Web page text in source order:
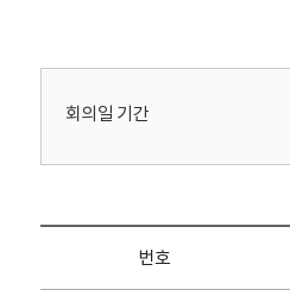
회
회의일 기간
번호